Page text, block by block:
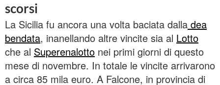
scorsi
La Sicilia fu ancora una volta baciata dalla dea
bendata, inanellando altre vincite sia al Lotto
che al Superenalotto nei primi giorni di questo
mese di novembre. In totale le vincite arrivarono
a circa 85 mila euro. A Falcone, in provincia di